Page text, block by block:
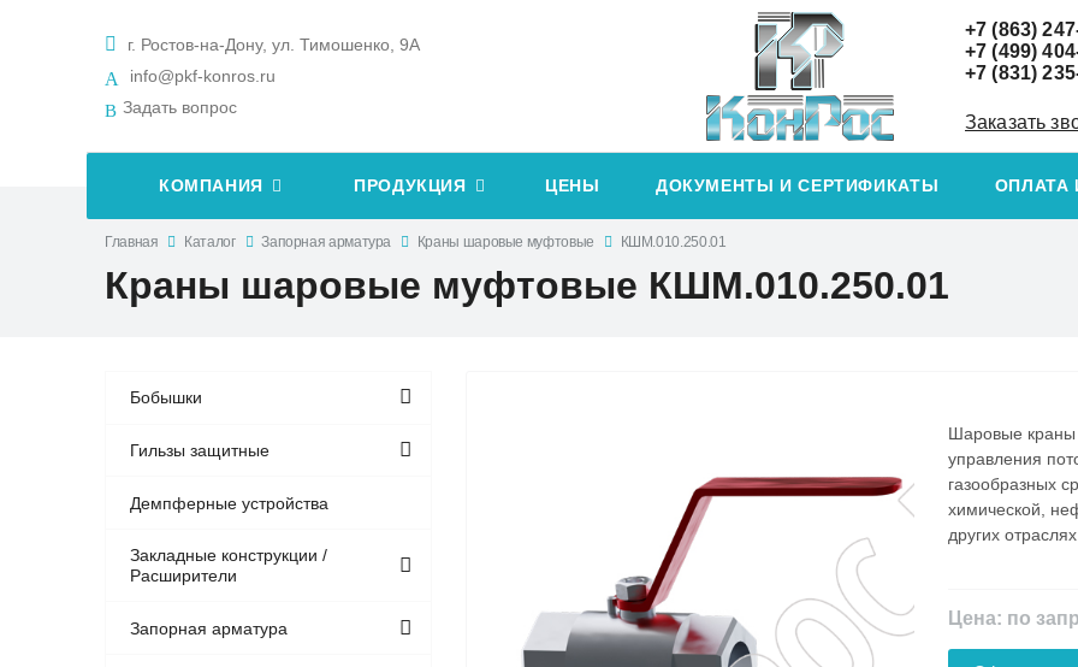
г. Ростов-на-Дону, ул. Тимошенко, 9А
info@pkf-konros.ru
Задать вопрос
+7 (863)
+7 (499)
+7 (831)
Заказать
КОМПАНИЯ ПРОДУКЦИЯ ЦЕНЫ ДОКУМЕНТЫ И СЕРТИФИКАТЫ ОПЛАТА
Главная Каталог Запорная арматура Краны шаровые муфтовые КШМ.010.250.01
Краны шаровые муфтовые КШМ.010.250.01
Бобышки
Гильзы защитные
Демпферные устройства
Закладные конструкции /
Расширители
Запорная арматура
Шаровые
управления
газообразных
химической,
других
Цена: по